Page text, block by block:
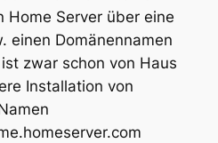
Home Server über eine
einen Domänennamen
zwar schon von Haus
Installation von